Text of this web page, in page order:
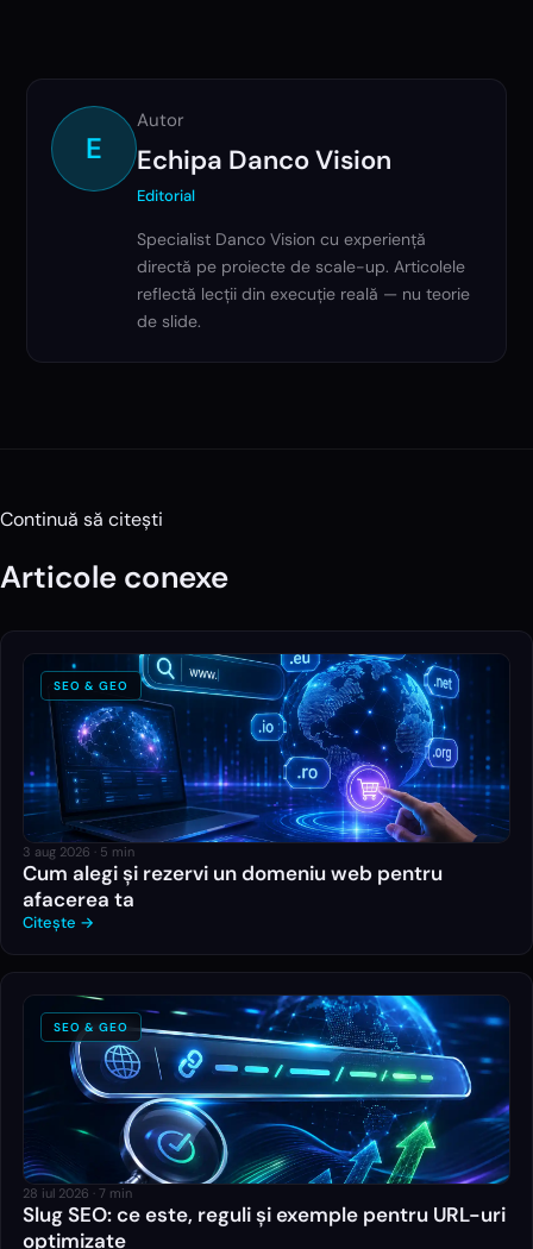
E
Autor
Echipa Danco Vision
Editorial
Specialist Danco Vision cu experiență
directă pe proiecte de scale-up. Articolele
reflectă lecții din execuție reală — nu teorie
de slide.
Continuă să citești
Articole conexe
SEO & GEO
3 aug 2026 · 5 min
Cum alegi și rezervi un domeniu web pentru
afacerea ta
Citește →
SEO & GEO
28 iul 2026 · 7 min
Slug SEO: ce este, reguli și exemple pentru URL-uri
optimizate